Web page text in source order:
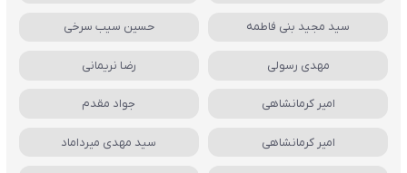
سید مجید بنی فاطمه حسین سیب سرخی
مهدی رسولی رضا نریمانی
امیر کرمانشاهی جواد مقدم
امیر کرمانشاهی سید مهدی میرداماد